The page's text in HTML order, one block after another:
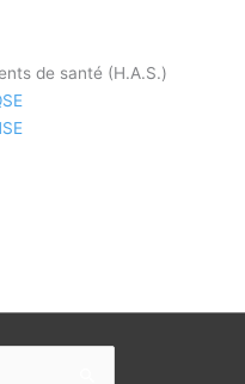
de santé (H.A.S.)